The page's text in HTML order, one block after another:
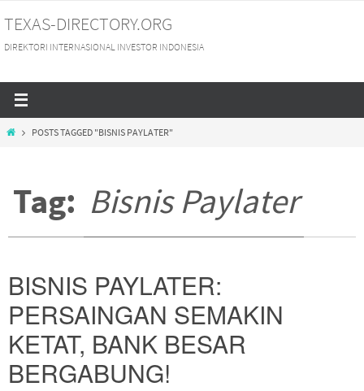
to
content
TEXAS-DIRECTORY.ORG
DIREKTORI INTERNASIONAL INVESTOR INDONESIA
HOMEPOSTS TAGGED "BISNIS PAYLATER"
Tag: Bisnis Paylater
BISNIS PAYLATER:
PERSAINGAN SEMAKIN
KETAT, BANK BESAR
BERGABUNG!